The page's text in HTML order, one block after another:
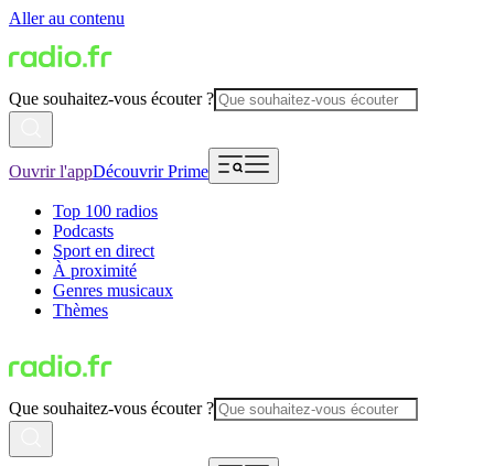
Aller au contenu
Que souhaitez-vous écouter ?
Ouvrir l'appDécouvrir Prime
Top 100 radios
Podcasts
Sport en direct
À proximité
Genres musicaux
Thèmes
Que souhaitez-vous écouter ?